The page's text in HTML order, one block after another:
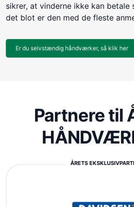
sikrer, at vinderne ikke kan
det blot er den med de fleste
Er du selvstændig håndværker, så klik her
Partnere til
ÅRETS